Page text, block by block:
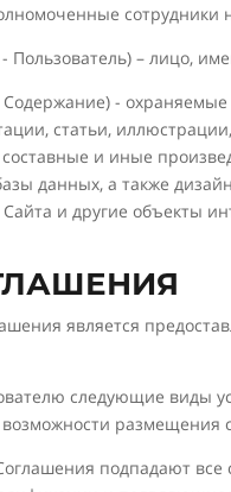
сотрудники
- Пользователь) – лицо,
-
статьи,
и иные
данных, а также
и другие объекты
является
следующие виды
размещения
подпадают